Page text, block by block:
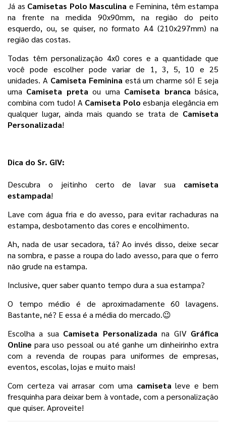
Já as Camisetas Polo Masculina e Feminina, têm estampa
na frente na medida 90x90mm, na região do peito
esquerdo, ou, se quiser, no formato A4 (210x297mm) na
região das costas.
Todas têm personalização 4x0 cores e a quantidade que
você pode escolher pode variar de 1, 3, 5, 10 e 25
unidades. A Camiseta Feminina está um charme só! E seja
uma Camiseta preta ou uma Camiseta branca básica,
combina com tudo! A Camiseta Polo esbanja elegância em
qualquer lugar, ainda mais quando se trata de Camiseta
Personalizada!
Dica do Sr. GIV:
Descubra o jeitinho certo de lavar sua camiseta
estampada!
Lave com água fria e do avesso, para evitar rachaduras na
estampa, desbotamento das cores e encolhimento.
Ah, nada de usar secadora, tá? Ao invés disso, deixe secar
na sombra, e passe a roupa do lado avesso, para que o ferro
não grude na estampa.
Inclusive, quer saber quanto tempo dura a sua estampa?
O tempo médio é de aproximadamente 60 lavagens.
Bastante, né? E essa é a média do mercado.😉
Escolha a sua Camiseta Personalizada na GIV Gráfica
Online para uso pessoal ou até ganhe um dinheirinho extra
com a revenda de roupas para uniformes de empresas,
eventos, escolas, lojas e muito mais!
Com certeza vai arrasar com uma camiseta leve e bem
fresquinha para deixar bem à vontade, com a personalização
que quiser. Aproveite!